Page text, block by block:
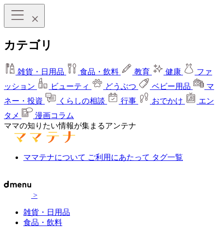
カテゴリ
雑貨・日用品 食品・飲料 教育 健康
ファ
ッション
ビューティ どうぶつ ベビー用品
マ
ネー・投資
くらしの相談 行事 おでかけ
エン
タメ
漫画コラム
ママの知りたい情報が集まるアンテナ
ママテナについて ご利用にあたって タグ一覧
>
雑貨・日用品
食品・飲料